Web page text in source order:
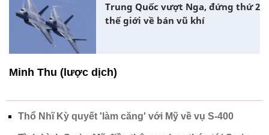
Trung Quốc vượt Nga, đứng thứ 2
thế giới về bán vũ khí
Minh Thu (lược dịch)
Thổ Nhĩ Kỳ quyết 'làm căng' với Mỹ về vụ S-400